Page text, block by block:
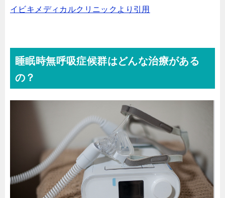
イビキメディカルクリニックより引用
睡眠時無呼吸症候群はどんな治療がある
の？